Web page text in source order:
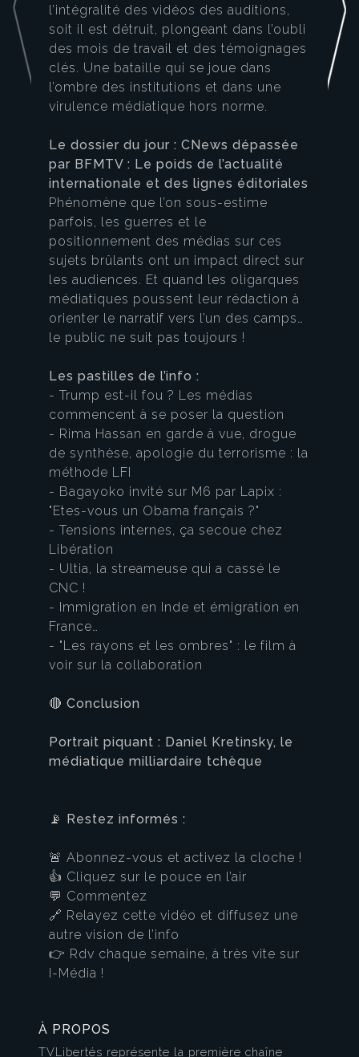
l’intégralité des vidéos des auditions,
soit il est détruit, plongeant dans l’oubli
des mois de travail et des témoignages
clés. Une bataille qui se joue dans
l’ombre des institutions et dans une
virulence médiatique hors norme.
Le dossier du jour : CNews dépassée
par BFMTV : Le poids de l’actualité
internationale et des lignes éditoriales
Phénomène que l’on sous-estime
parfois, les guerres et le
positionnement des médias sur ces
sujets brûlants ont un impact direct sur
les audiences. Et quand les oligarques
médiatiques poussent leur rédaction à
orienter le narratif vers l’un des camps…
le public ne suit pas toujours !
Les pastilles de l’info :
- Trump est-il fou ? Les médias
commencent à se poser la question
- Rima Hassan en garde à vue, drogue
de synthèse, apologie du terrorisme : la
méthode LFI
- Bagayoko invité sur M6 par Lapix :
"Etes-vous un Obama français ?"
- Tensions internes, ça secoue chez
Libération
- Ultia, la streameuse qui a cassé le
CNC !
- Immigration en Inde et émigration en
France…
- "Les rayons et les ombres" : le film à
voir sur la collaboration
🔴 Conclusion
Portrait piquant : Daniel Kretinsky, le
médiatique milliardaire tchèque
📡 Restez informés :
🚨 Abonnez-vous et activez la cloche !
👍 Cliquez sur le pouce en l’air
💬 Commentez
🔗 Relayez cette vidéo et diffusez une
autre vision de l’info
👉 Rdv chaque semaine, à très vite sur
I-Média !
À PROPOS
TVLibertés représente la première chaîne